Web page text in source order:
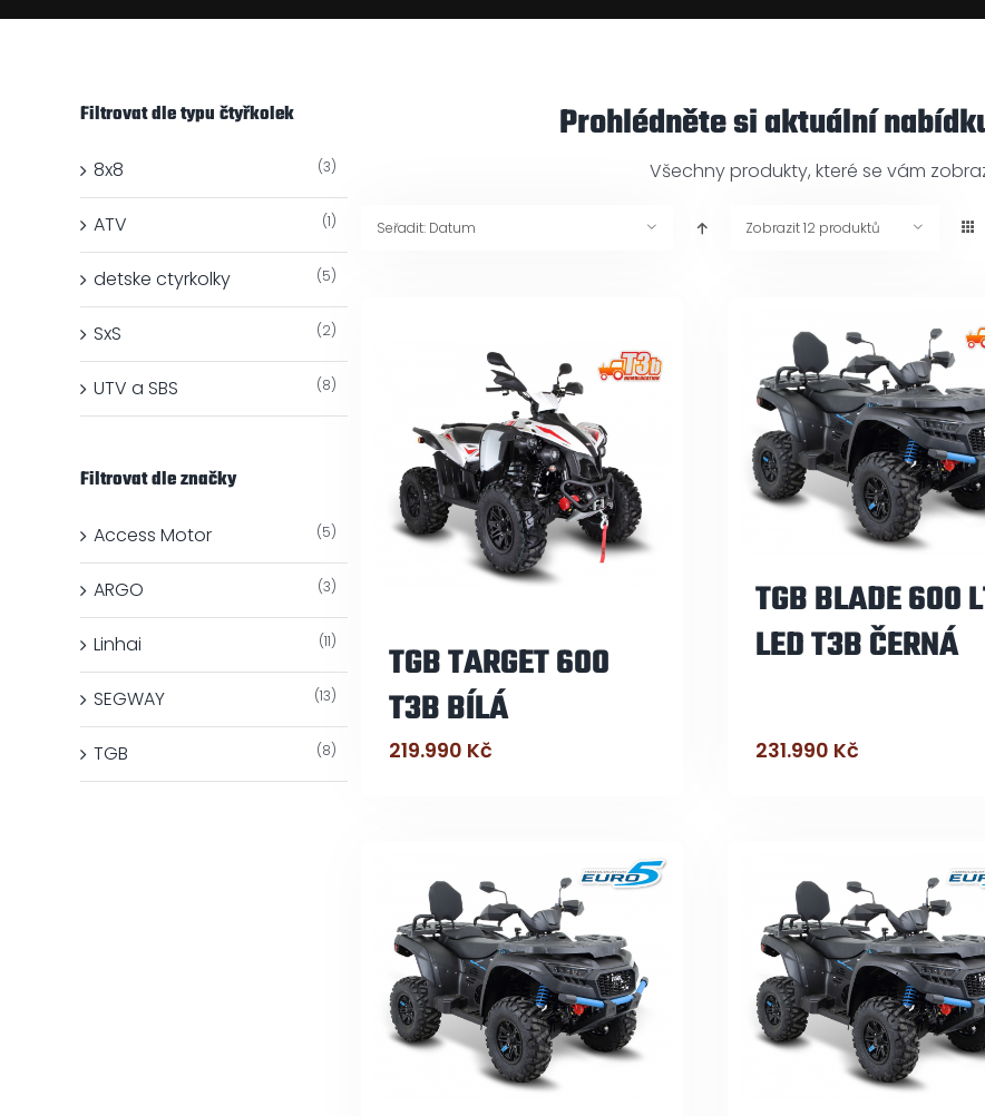
Prohlédněte si aktuální
Všechny produkty, které se vám
Seřadit: Datum Zobrazit12 produktů
TGB TARGET 600
T3B BÍLÁ
219.990 Kč
TGB BLADE 600
LED T3B ČERNÁ
231.990 Kč
Filtrovat dle typu čtyřkolek
8x8 (3)
ATV (1)
detske ctyrkolky (5)
SxS (2)
UTV a SBS (8)
Filtrovat dle značky
Access Motor (5)
ARGO (3)
Linhai (11)
SEGWAY (13)
TGB (8)